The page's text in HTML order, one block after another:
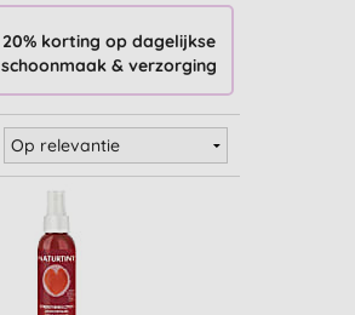
20% korting op dagelijkse
schoonmaak & verzorging